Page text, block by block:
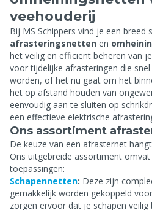
veehouderij
Bij MS Schippers vind je een breed
afrasteringsnetten en
het veilig en efficiënt beheren van
voor tijdelijke afrasteringen die
worden, of het nu gaat om het
het op afstand houden van
eenvoudig aan te sluiten op
een effectieve elektrische
Ons assortiment
De keuze van een afrasternet
Ons uitgebreide assortiment
toepassingen:
Schapennetten: Deze zijn
gemakkelijk worden gekoppeld
zorgen ervoor dat je schapen veilig